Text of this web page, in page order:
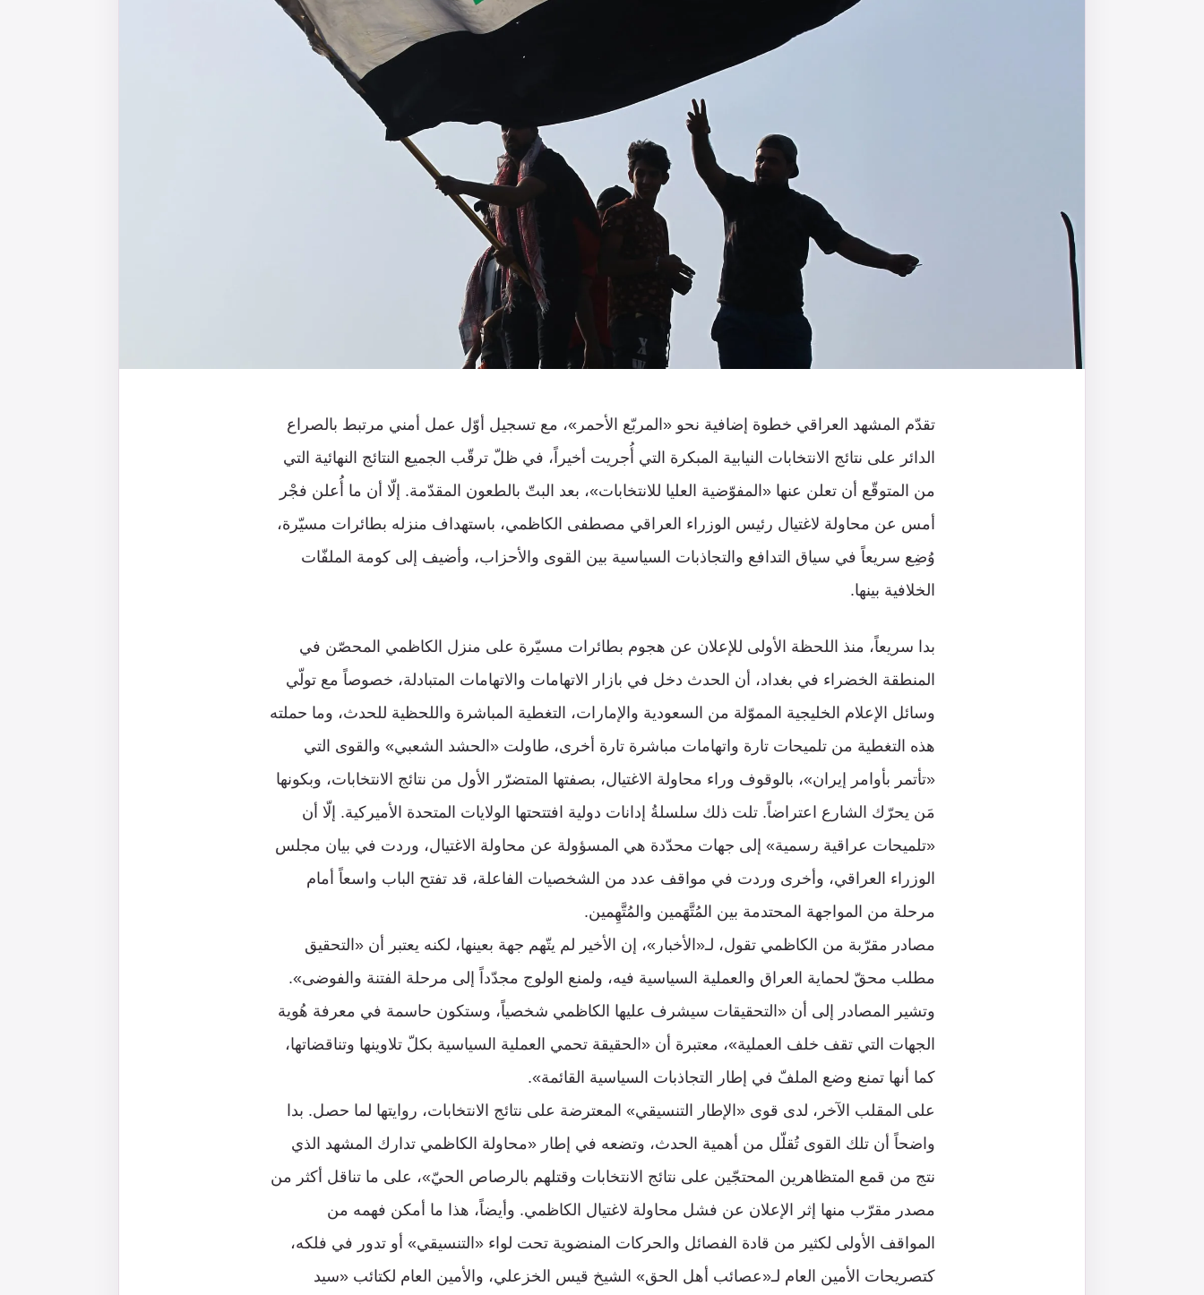
تقدّم المشهد العراقي خطوة إضافية نحو «المربّع الأحمر»، مع تسجيل أوّل عمل أمني مرتبط بالصراع
الدائر على نتائج الانتخابات النيابية المبكرة التي أُجريت أخيراً، في ظلّ ترقّب الجميع النتائج النهائية التي
من المتوقّع أن تعلن عنها «المفوّضية العليا للانتخابات»، بعد البتّ بالطعون المقدّمة. إلّا أن ما أُعلن فجْر
أمس عن محاولة لاغتيال رئيس الوزراء العراقي مصطفى الكاظمي، باستهداف منزله بطائرات مسيّرة،
وُضِع سريعاً في سياق التدافع والتجاذبات السياسية بين القوى والأحزاب، وأضيف إلى كومة الملفّات
الخلافية بينها.
بدا سريعاً، منذ اللحظة الأولى للإعلان عن هجوم بطائرات مسيّرة على منزل الكاظمي المحصّن في
المنطقة الخضراء في بغداد، أن الحدث دخل في بازار الاتهامات والاتهامات المتبادلة، خصوصاً مع تولّي
وسائل الإعلام الخليجية المموّلة من السعودية والإمارات، التغطية المباشرة واللحظية للحدث، وما حملته
هذه التغطية من تلميحات تارة واتهامات مباشرة تارة أخرى، طاولت «الحشد الشعبي» والقوى التي
«تأتمر بأوامر إيران»، بالوقوف وراء محاولة الاغتيال، بصفتها المتضرّر الأول من نتائج الانتخابات، وبكونها
مَن يحرّك الشارع اعتراضاً. تلت ذلك سلسلةُ إدانات دولية افتتحتها الولايات المتحدة الأميركية. إلّا أن
«تلميحات عراقية رسمية» إلى جهات محدّدة هي المسؤولة عن محاولة الاغتيال، وردت في بيان مجلس
الوزراء العراقي، وأخرى وردت في مواقف عدد من الشخصيات الفاعلة، قد تفتح الباب واسعاً أمام
مرحلة من المواجهة المحتدمة بين المُتَّهَمين والمُتَّهِمين.
مصادر مقرّبة من الكاظمي تقول، لـ«الأخبار»، إن الأخير لم يتّهم جهة بعينها، لكنه يعتبر أن «التحقيق
مطلب محقّ لحماية العراق والعملية السياسية فيه، ولمنع الولوج مجدّداً إلى مرحلة الفتنة والفوضى».
وتشير المصادر إلى أن «التحقيقات سيشرف عليها الكاظمي شخصياً، وستكون حاسمة في معرفة هُوية
الجهات التي تقف خلف العملية»، معتبرة أن «الحقيقة تحمي العملية السياسية بكلّ تلاوينها وتناقضاتها،
كما أنها تمنع وضع الملفّ في إطار التجاذبات السياسية القائمة».
على المقلب الآخر، لدى قوى «الإطار التنسيقي» المعترضة على نتائج الانتخابات، روايتها لما حصل. بدا
واضحاً أن تلك القوى تُقلّل من أهمية الحدث، وتضعه في إطار «محاولة الكاظمي تدارك المشهد الذي
نتج من قمع المتظاهرين المحتجّين على نتائج الانتخابات وقتلهم بالرصاص الحيّ»، على ما تناقل أكثر من
مصدر مقرّب منها إثر الإعلان عن فشل محاولة لاغتيال الكاظمي. وأيضاً، هذا ما أمكن فهمه من
المواقف الأولى لكثير من قادة الفصائل والحركات المنضوية تحت لواء «التنسيقي» أو تدور في فلكه،
كتصريحات الأمين العام لـ«عصائب أهل الحق» الشيخ قيس الخزعلي، والأمين العام لكتائب «سيد